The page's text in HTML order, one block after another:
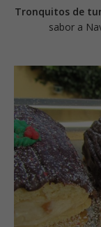
Tronquitos de
sabor a